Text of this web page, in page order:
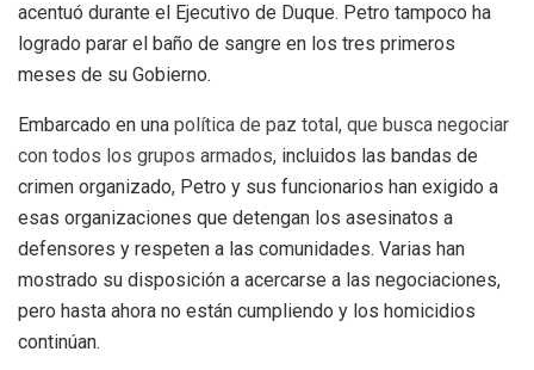
acentuó durante el Ejecutivo de Duque. Petro tampoco ha
logrado parar el baño de sangre en los tres primeros
meses de su Gobierno.
Embarcado en una política de paz total, que busca negociar
con todos los grupos armados, incluidos las bandas de
crimen organizado, Petro y sus funcionarios han exigido a
esas organizaciones que detengan los asesinatos a
defensores y respeten a las comunidades. Varias han
mostrado su disposición a acercarse a las negociaciones,
pero hasta ahora no están cumpliendo y los homicidios
continúan.